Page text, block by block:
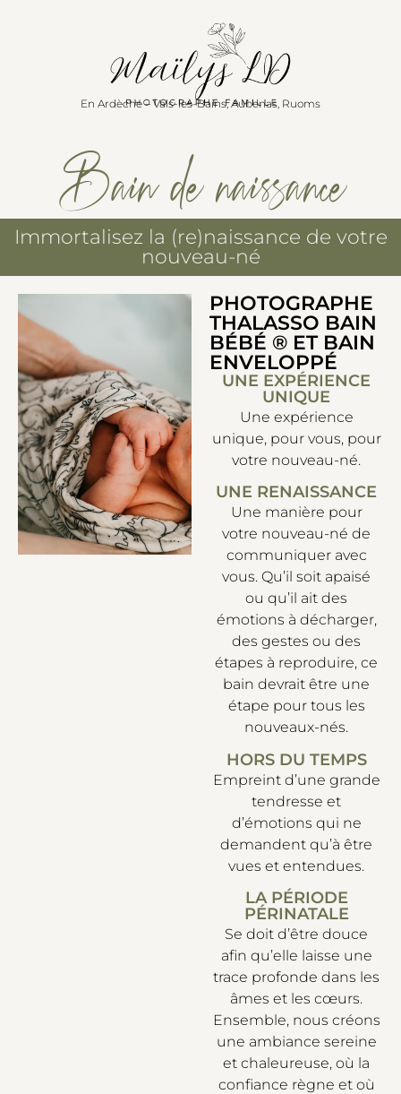
En Ardèche – Vals-les-Bains, Aubenas, Ruoms
Bain de naissance
Immortalisez la (re)naissance de votre
nouveau-né
PHOTOGRAPHE
THALASSO BAIN
BÉBÉ ® ET BAIN
ENVELOPPÉ
UNE EXPÉRIENCE
UNIQUE
Une expérience
unique, pour vous, pour
votre nouveau-né.
UNE RENAISSANCE
Une manière pour
votre nouveau-né de
communiquer avec
vous. Qu’il soit apaisé
ou qu’il ait des
émotions à décharger,
des gestes ou des
étapes à reproduire, ce
bain devrait être une
étape pour tous les
nouveaux-nés.
HORS DU TEMPS
Empreint d’une grande
tendresse et
d’émotions qui ne
demandent qu’à être
vues et entendues.
LA PÉRIODE
PÉRINATALE
Se doit d’être douce
afin qu’elle laisse une
trace profonde dans les
âmes et les cœurs.
Ensemble, nous créons
une ambiance sereine
et chaleureuse, où la
confiance règne et où